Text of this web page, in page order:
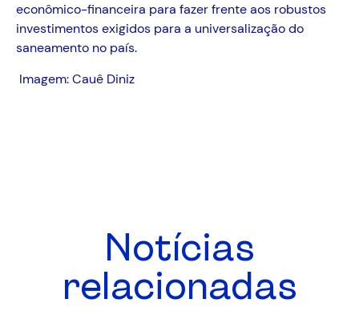
econômico-financeira para fazer frente aos robustos
investimentos exigidos para a universalização do
saneamento no país.
Imagem: Cauê Diniz
Notícias
relacionadas